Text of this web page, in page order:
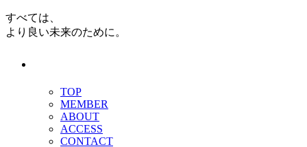
すべては、
より良い未来のために。
TOP
MEMBER
ABOUT
ACCESS
CONTACT